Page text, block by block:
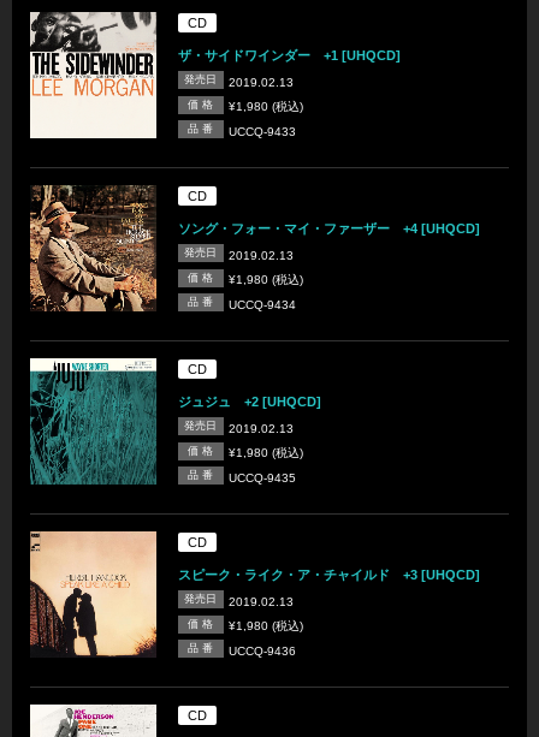
CD
ザ・サイドワインダー +1 [UHQCD]
発売日 2019.02.13
価 格 ¥1,980 (税込)
品 番 UCCQ-9433
CD
ソング・フォー・マイ・ファーザー +4 [UHQCD]
発売日 2019.02.13
価 格 ¥1,980 (税込)
品 番 UCCQ-9434
CD
ジュジュ +2 [UHQCD]
発売日 2019.02.13
価 格 ¥1,980 (税込)
品 番 UCCQ-9435
CD
スピーク・ライク・ア・チャイルド +3 [UHQCD]
発売日 2019.02.13
価 格 ¥1,980 (税込)
品 番 UCCQ-9436
CD